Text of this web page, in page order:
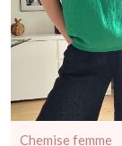
Chemise femme